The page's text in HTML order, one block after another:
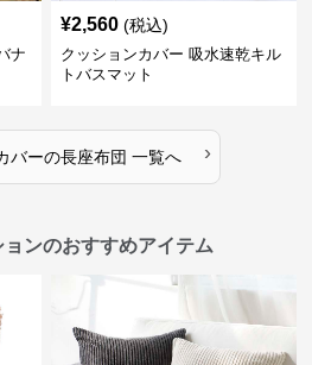
ナ
¥2,560 (税込)
クッションカバー 吸水速乾キル
トバスマット
バーの長座布団 一覧へ ›
ンのおすすめアイテム